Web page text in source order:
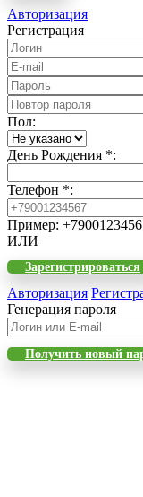
Авторизация
Регистрация
Пол:
День Рождения *:
Телефон *:
Пример:
ИЛИ
Зарегистрироваться
Авторизация
Генерация пароля
Получить новый